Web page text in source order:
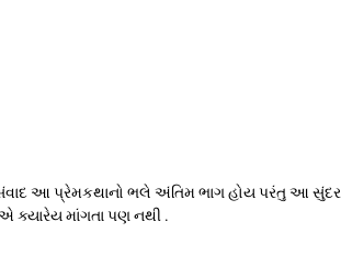
આ પ્રેમકથાનો ભલે અંતિમ ભાગ હોય પરંતુ આ સુંદર
માંગતા પણ નથી .